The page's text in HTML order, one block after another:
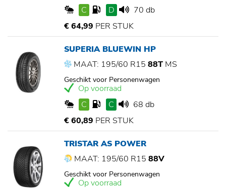
C
D
70 db
€ 64,99 PER STUK
SUPERIA BLUEWIN HP
MAAT: 195/60 R15 88T MS
Geschikt voor Personenwagen
Op voorraad
C
C
68 db
€ 60,89 PER STUK
TRISTAR AS POWER
MAAT: 195/60 R15 88V
Geschikt voor Personenwagen
Op voorraad